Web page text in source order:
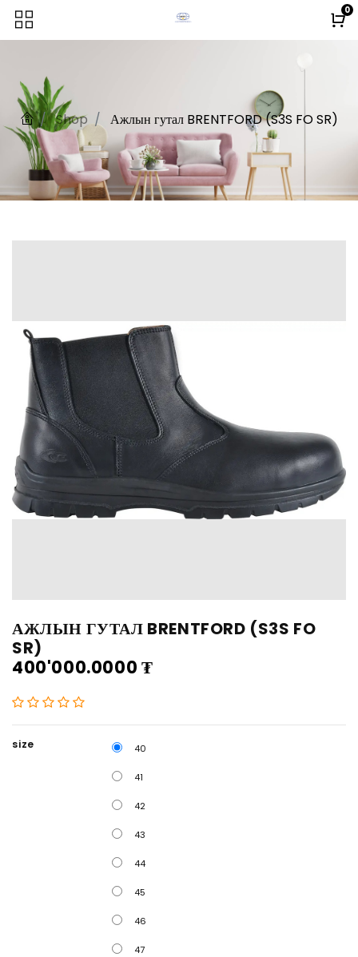
0
Shop Ажлын гутал BRENTFORD (S3S FO SR)
АЖЛЫН ГУТАЛ BRENTFORD (S3S FO
SR)
400'000.0000 ₮
size 40
41
42
43
44
45
46
47